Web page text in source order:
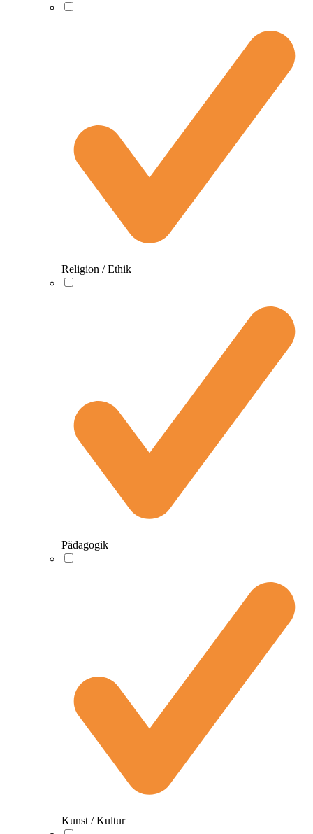
Religion / Ethik
Pädagogik
Kunst / Kultur